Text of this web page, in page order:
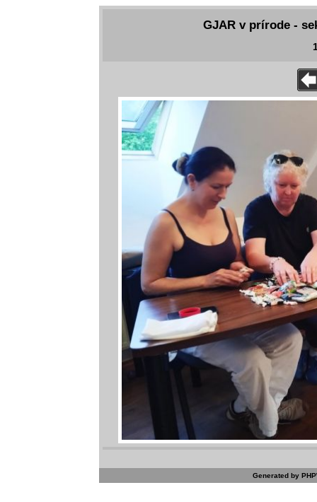
GJAR v prírode -
Generated by